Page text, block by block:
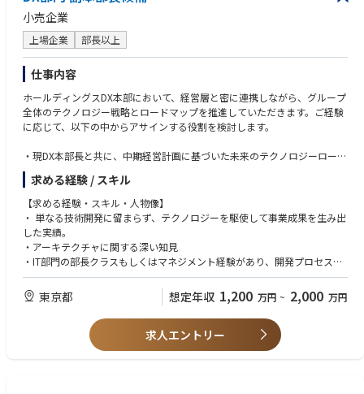
・Market Intelligence & Competitive Positioning
・Partnerships & External Ecosystem
・Financial Discipline & Business Cases
○ コールセンター（CSR）との連携による顧客体験設計・品質管理
○ 既存顧客への再購入・アップセル・クロスセル施策の企画・実行
○ LTV最大化に向けたリテンション施策・CRM戦略の推進
＜ポジションの魅力＞
①：急成長フェーズの組織において、マーケティング部門をゼロから設計
できる
現在、りらいぶにはマーケティングを統括する専任リーダーがいません。
広告戦略・EC運営・ブランディング・CRMのすべてを設計できます。
たマーケティング体制を「自分がゼロから作る」環境です。このタイミン
グだからこそ、最適な体制を実装していくことが可能です。
②：数億円規模の広告予算を、自分の戦略で動かせる
外部パートナーに委託している数十億円規模の広告投資について、自らの
戦略で予算配分・媒体選択・クリエイティブ方針を決め、ROIを最大化さ
せる意思決定を全権で担います。
「外注任せ」から「自社主導のデータドリブンマーケ」への変革を、リー
ダーとして設計・実行できるポジションです。
③：マーケティングの意思決定が、入社初年度から経営判断に直結する
りらいぶでは、マーケティング本部長の提案が直接経営判断に影響しま
す。
「この施策に投資すべき理由」「ブランド方針の優先順位」を自ら経営層
にプレゼンし、承認を得て推進する経験が積めます。
大企業では10年かかるような意思決定への関与が、入社初年度から可能な
＜歓迎条件＞
●テレビ通販・インフォマーシャル・レスポンス広告の知識・経験
●Shopifyを活用したEC運営・改善のディレクション経験
●CRM・MAツールの活用経験
●新規ブランド立ち上げ
●グローバル展開の知識・経験
●データ分析ツール（GA4、Tableau、BIツール等）を活用した意思決定
経験
＜求める人物像＞
●「外注任せ」ではなく、自社主導でマーケティングを定義・推進できる
自律型リーダー
●データを読み、仮説を立て、素早く検証するPDCAを回せる方
●ブランドの世界観を守りながら、事業成長に直結した施策を実行できる
方
●経営陣と対等に議論でき、マーケティング投資の意思決定に関与できる
方
●スタートアップ的なスピード感と大企業的な予算規模の両方を経験した
ことがある方
小売企業
上場企業 部長以上
仕事内容
ホールディングスDX本部において、経営層と密に連携しながら、グループ
全体のテクノロジー戦略とロードマップを推進していただきます。ご経験
に応じて、以下の中からアサインする役割を検討します。
・現DX本部長と共に、中期経営計画に基づいた未来のテクノロジーロード
マップを描き、経営層へ提案・実行
・DX本部の次なるステージへ向けた経営と連動した投資管理の仕組みづく
りを副本部長と共に主導。
・AWSを活用したスクラッチ開発環境のアーキテクチャ設計をリードし、
技術的な優位性の確立
・テクノロジー領域の人材育成を推進し、組織全体の技術レベルの底上げ
と次世代リーダーの育成
【本ポジションの魅力】
・中期経営計画の根幹に関わり、未来の事業構造をテクノロジー面から共
同で構築できる醍醐味があります。
・将来的にはHDのCTO/本部長クラスを目指していただきます。経営層も
デジタル投資に積極的であり技術的な課題解決と経営課題の解決を同時に
求める経験 / スキル
【求める経験・スキル・人物像】
・ 単なる技術開発に留まらず、テクノロジーを駆使して事業成果を生み出
した実績。
・アーキテクチャに関する深い知見
・IT部門の部長クラスもしくはマネジメント経験があり、開発プロセスを
統括した経験。
・経営層と直接対話し、複雑な技術課題を分かりやすく説明・提言できる
論理的思考力と資料作成能力。
東京都 想定年収 1,200 万円 ~ 2,000 万円
求人エントリー